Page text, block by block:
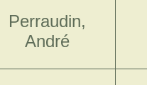
Perraudin,
André